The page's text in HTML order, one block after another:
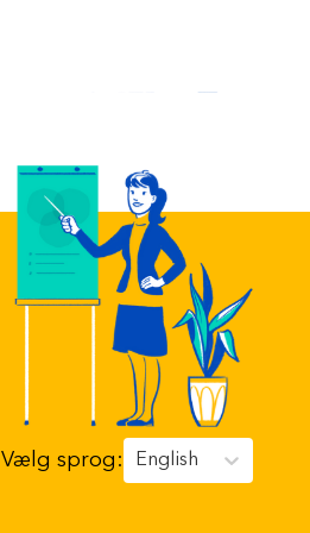
Vælg sprog : English